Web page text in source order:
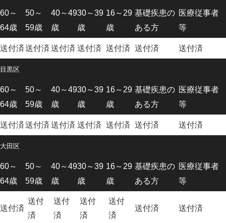
60～
64歳
50～
59歳
40～49
歳
30～39
歳
16～29
歳
基礎疾患の
ある方
医療従事者
等
送付済送付済 送付済 送付済 送付済 送付済 送付済
目黒区
60～
64歳
50～
59歳
40～49
歳
30～39
歳
16～29
歳
基礎疾患の
ある方
医療従事者
等
送付済送付済 送付済 送付済 送付済 送付済 送付済
大田区
60～
64歳
50～
59歳
40～49
歳
30～39
歳
16～29
歳
基礎疾患の
ある方
医療従事者
等
送付済
送付
済
送付
済
送付
済
送付
済
送付済 送付済